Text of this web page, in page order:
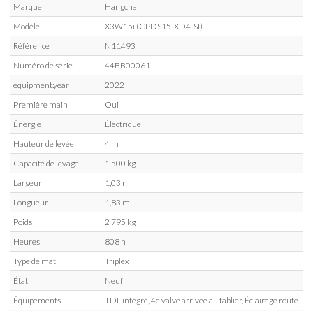
Marque
Hangcha
Modèle
X3W15i (CPDS15-XD4-SI)
Référence
N11493
Numéro de série
44BB00061
equipment.year
2022
Première main
Oui
Énergie
Électrique
Hauteur de levée
4 m
Capacité de levage
1 500 kg
Largeur
1,03 m
Longueur
1,83 m
Poids
2 795 kg
Heures
808 h
Type de mât
Triplex
État
Neuf
Équipements
TDL intégré, 4e valve arrivée au tablier, Éclairage route